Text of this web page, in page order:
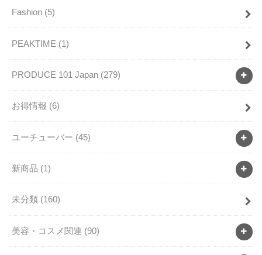
Fashion (5)
PEAKTIME (1)
PRODUCE 101 Japan (279)
お得情報 (6)
ユーチューバー (45)
新商品 (1)
未分類 (160)
美容・コスメ関連 (90)